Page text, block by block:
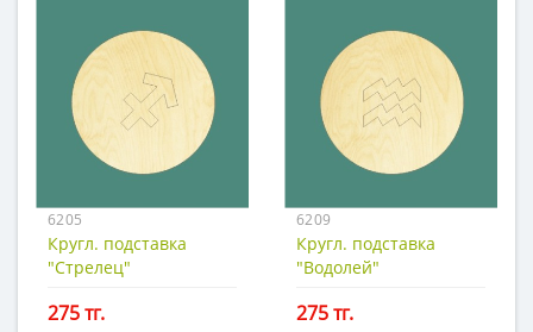
6205
Кругл. подставка
"Стрелец"
275 тг.
6209
Кругл. подставка
"Водолей"
275 тг.